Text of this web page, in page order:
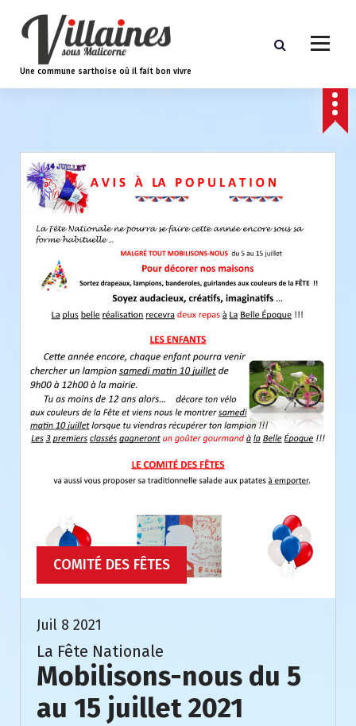
Une commune sarthoise où il fait bon vivre
COMITÉ DES FÊTES
Juil 8 2021
La Fête Nationale
Mobilisons-nous du 5
au 15 juillet 2021